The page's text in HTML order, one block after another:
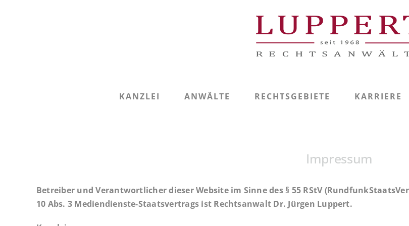
KANZLEI ANWÄLTE RECHTSGEBIETE KARRIERE
Impressum
Betreiber und Verantwortlicher dieser Website im Sinne des § 55 RStV
10 Abs. 3 Mediendienste-Staatsvertrags ist Rechtsanwalt Dr. Jürgen Luppert.